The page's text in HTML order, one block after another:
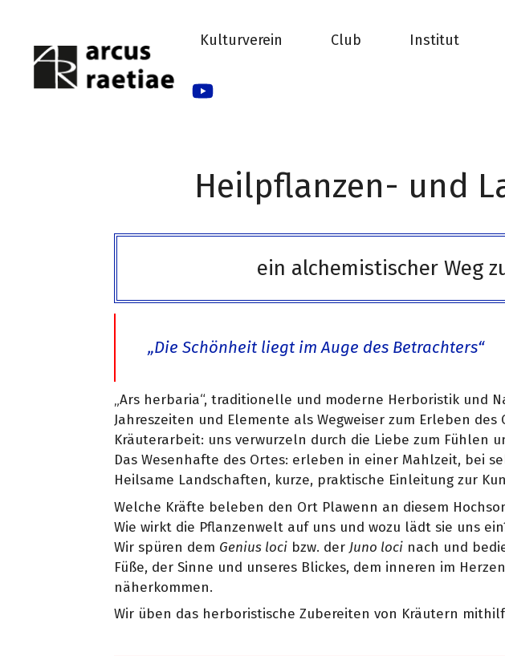
springen
Kulturverein Club Institut
Heilpflanzen- und
ein alchemistischer Weg
„Die Schönheit liegt im Auge des Betrachters“
„Ars herbaria“, traditionelle und moderne Herboristik und
Jahreszeiten und Elemente als Wegweiser zum Erleben
Kräuterarbeit: uns verwurzeln durch die Liebe zum Fühlen
Das Wesenhafte des Ortes: erleben in einer Mahlzeit, bei
Heilsame Landschaften, kurze, praktische Einleitung zur
Welche Kräfte beleben den Ort Plawenn an diesem
Wie wirkt die Pflanzenwelt auf uns und wozu lädt sie uns
Wir spüren dem Genius loci bzw. der Juno loci nach und
Füße, der Sinne und unseres Blickes, dem inneren im
näherkommen.
Wir üben das herboristische Zubereiten von Kräutern